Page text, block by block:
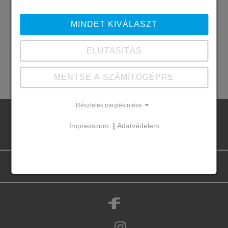
Legfrissebb
MINDET KIVÁLASZT
ELUTASÍTÁS
MENTSE A SZÁMÍTÓGÉPRE
Részletek megtekintése
Impresszum | Adatvédelem